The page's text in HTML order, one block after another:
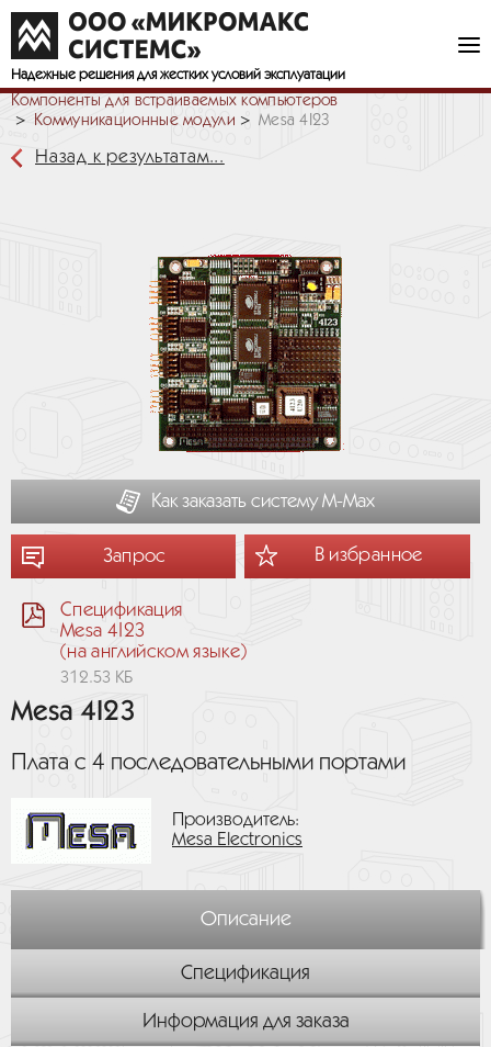
Надежные решения для жестких условий эксплуатации
Компоненты для встраиваемых компьютеров
Коммуникационные модули
Mesa 4I23
Назад к результатам...
Как заказать систему М-Мах
Запрос В избранное
Спецификация
Mesa 4I23
(на английском языке)
312.53 КБ
Mesa 4I23
Плата с 4 последовательными портами
Производитель:
Mesa Electronics
Описание
Спецификация
Информация для заказа